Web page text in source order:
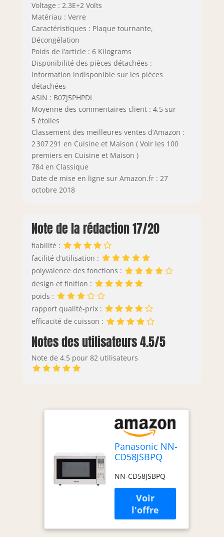
Voltage : 2.3E+2 Volts
Matériau : Verre
Caractéristiques : Plaque tournante,
Décongélation
Poids de l’article : 6 Kilograms
Disponibilité des pièces détachées :
Information indisponible sur les pièces
détachées
ASIN : B07J5PHPDL
Moyenne des commentaires client : 4,5 sur
5 étoiles
Classement des meilleures ventes d’Amazon :
2 307 291 en Cuisine et Maison ( Voir les 100
premiers en Cuisine et Maison )
784 en Classique
Date de mise en ligne sur Amazon.fr : 27
octobre 2018
Note de la rédaction 17/20
fiabilité :
facilité d’utilisation :
polyvalence des fonctions :
design et finition :
poids :
rapport qualité-prix :
efficacité de cuisson :
Notes des utilisateurs 4.5/5
Note de 4.5 pour 82 utilisateurs
Panasonic NN-
CD58JSBPQ
microonde
Acciaio inox
Microonde
combinato
Superficie
piana 27 L
NN-CD58JSBPQ